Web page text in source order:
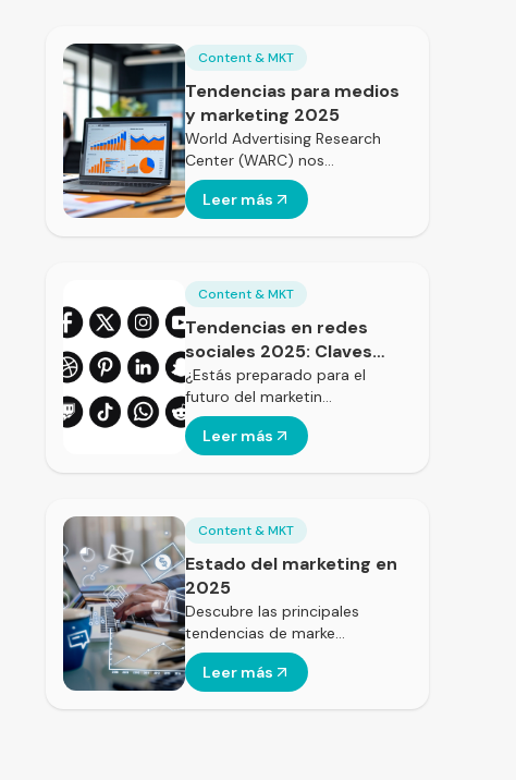
Content & MKT
Tendencias para medios
y marketing 2025
World Advertising Research
Center (WARC) nos…
Leer más
Content & MKT
Tendencias en redes
sociales 2025: Claves
para optimizar tu
estrategia digital según
HubSpot
¿Estás preparado para el
futuro del marketin…
Leer más
Content & MKT
Estado del marketing en
2025
Descubre las principales
tendencias de marke…
Leer más